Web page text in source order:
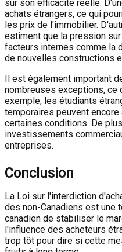
sur son efficacité réelle.
achats étrangers, ce qui
les prix de l'immobilier.
estiment que la pression
facteurs internes comme la
de nouvelles constructions
Il est également important
nombreuses exceptions, ce
exemple, les étudiants
temporaires peuvent
certaines conditions. De
investissements
entreprises.
Conclusion
La Loi sur l'interdiction
des non-Canadiens est une
canadien de stabiliser le
l'influence des acheteurs
trop tôt pour dire si cette